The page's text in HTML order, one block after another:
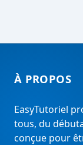
À PROPOS
EasyTutoriel
tous, du
conçue pour